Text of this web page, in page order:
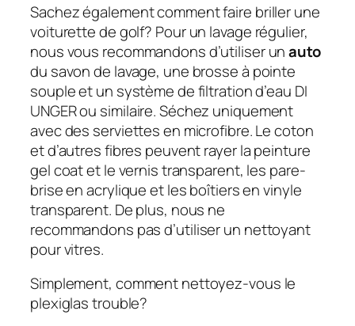
Sachez également comment faire briller une
voiturette de golf? Pour un lavage régulier,
nous vous recommandons d’utiliser unauto
du savon de lavage, une brosse à pointe
souple et un système de filtration d’eau DI
UNGER ou similaire. Séchez uniquement
avec des serviettes en microfibre. Le coton
et d’autres fibres peuvent rayer la peinture
gel coat et le vernis transparent, les pare-
brise en acrylique et les boîtiers en vinyle
transparent. De plus, nous ne
recommandons pas d’utiliser un nettoyant
pour vitres.
Simplement, comment nettoyez-vous le
plexiglas trouble?